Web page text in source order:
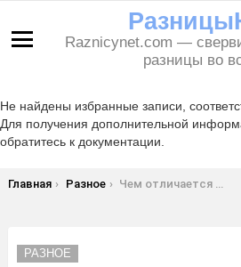
Raznicynet.com —
разницы во
Не найдены избранные записи,
Для получения дополнительной
обратитесь к документации.
Вы здесь:
Главная Разное Чем отличается следователь от дознавателя?
РАЗНОЕ